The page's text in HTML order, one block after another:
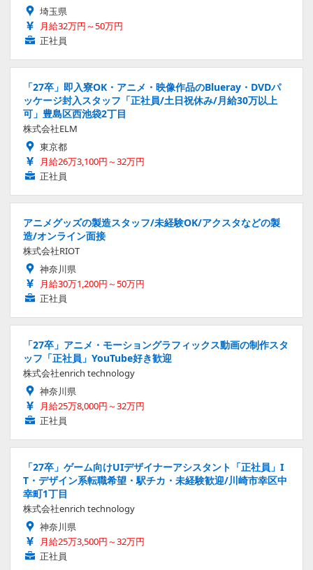
埼玉県
月給32万円～50万円
正社員
「27卒」即入寮OK・アニメ・映像作品のBlueray・DVDパ
ッケージ封入スタッフ「正社員/土日祝休み/月給30万以上
可」豊島区西池袋2丁目
株式会社ELM
東京都
月給26万3,100円～32万円
正社員
アニメグッズの製造スタッフ/未経験OK/アクスタなどの製
造/オンライン面接
株式会社RIOT
神奈川県
月給30万1,200円～50万円
正社員
「27卒」アニメ・モーショングラフィックス動画の制作スタ
ッフ「正社員」YouTube好き歓迎
株式会社enrich technology
神奈川県
月給25万8,000円～32万円
正社員
「27卒」ゲーム向けUIデザイナーアシスタント「正社員」I
T・デザイン系転職希望・駅チカ・未経験歓迎/川崎市幸区中
幸町1丁目
株式会社enrich technology
神奈川県
月給25万3,500円～32万円
正社員